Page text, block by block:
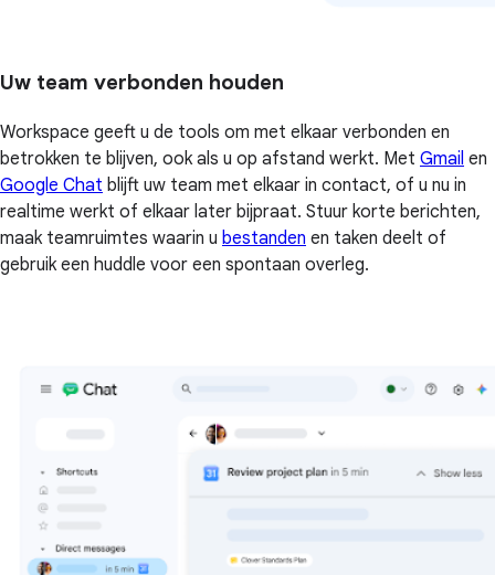
Uw team verbonden houden
Workspace geeft u de tools om met elkaar verbonden en
betrokken te blijven, ook als u op afstand werkt. Met Gmail en
Google Chat blijft uw team met elkaar in contact, of u nu in
realtime werkt of elkaar later bijpraat. Stuur korte berichten,
maak teamruimtes waarin u bestanden en taken deelt of
gebruik een huddle voor een spontaan overleg.